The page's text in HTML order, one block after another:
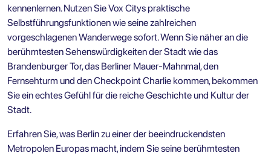
kennenlernen. Nutzen Sie Vox Citys praktische
Selbstführungsfunktionen wie seine zahlreichen
vorgeschlagenen Wanderwege sofort. Wenn Sie näher an die
berühmtesten Sehenswürdigkeiten der Stadt wie das
Brandenburger Tor, das Berliner Mauer-Mahnmal, den
Fernsehturm und den Checkpoint Charlie kommen, bekommen
Sie ein echtes Gefühl für die reiche Geschichte und Kultur der
Stadt.
Erfahren Sie, was Berlin zu einer der beeindruckendsten
Metropolen Europas macht, indem Sie seine berühmtesten